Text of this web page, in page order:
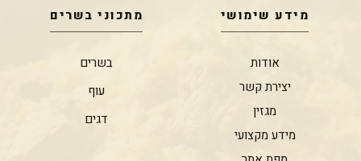
מידע שימושי
אודות
יצירת קשר
מגזין
מידע מקצועי
מתכוני בשרים
בשרים
עוף
דגים